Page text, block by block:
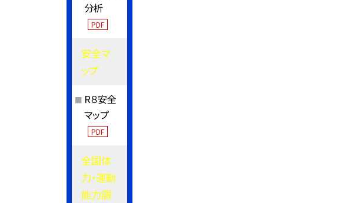
分析
PDF
安全マ
ップ
R８安全
マップ
PDF
全国体
力・運動
能力調